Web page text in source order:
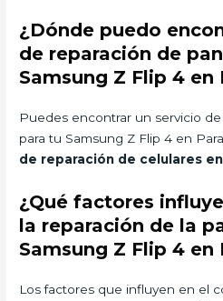
¿Dónde puedo
de reparación de
Samsung Z Flip 4 en
Puedes encontrar un servicio
para tu Samsung Z Flip 4 en
de reparación de celulares
¿Qué factores
la reparación de la
Samsung Z Flip 4 en
Los factores que influyen en el